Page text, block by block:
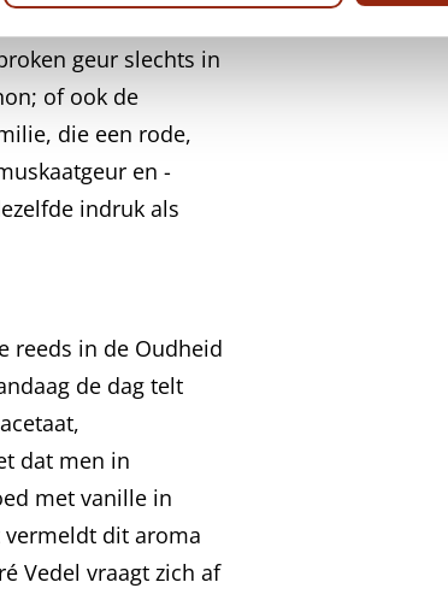
Muscadelle, die
geur slechts in
of ook de
die een rode,
en -
indruk als
reeds in de Oudheid
de dag telt
dat men in
met vanille in
vermeldt dit aroma
Vedel vraagt zich af